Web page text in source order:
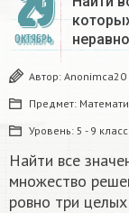
ОКТЯБРЬ
Автор: Anonimca20
Предмет:
Уровень: 5 - 9 класс
Найти все
множество
ровно три